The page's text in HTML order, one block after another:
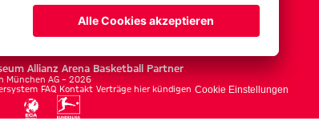
Allianz Arena Basketball Partner
München AG – 2026
FAQ Kontakt Verträge hier kündigen Cookie Einstellungen